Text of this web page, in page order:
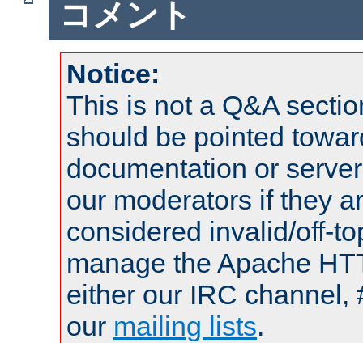
コメント
Notice:
This is not a Q&A
should be pointed
documentation or
our moderators if they
considered invalid/off-
manage the Apache
either our IRC channel,
our mailing lists.